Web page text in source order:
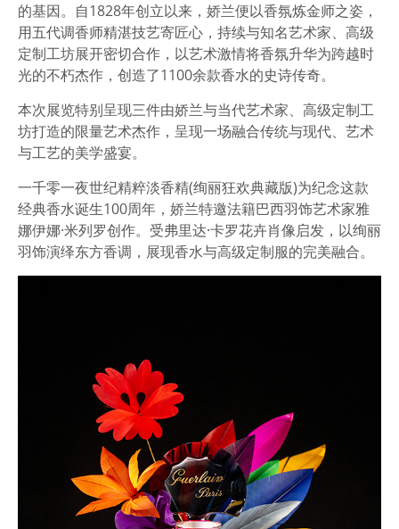
的基因。自1828年创立以来，娇兰便以香氛炼金师之姿，
用五代调香师精湛技艺寄匠心，持续与知名艺术家、高级
定制工坊展开密切合作，以艺术激情将香氛升华为跨越时
光的不朽杰作，创造了1100余款香水的史诗传奇。
本次展览特别呈现三件由娇兰与当代艺术家、高级定制工
坊打造的限量艺术杰作，呈现一场融合传统与现代、艺术
与工艺的美学盛宴。
一千零一夜世纪精粹淡香精(绚丽狂欢典藏版)为纪念这款
经典香水诞生100周年，娇兰特邀法籍巴西羽饰艺术家雅
娜伊娜·米列罗创作。受弗里达·卡罗花卉肖像启发，以绚丽
羽饰演绎东方香调，展现香水与高级定制服的完美融合。